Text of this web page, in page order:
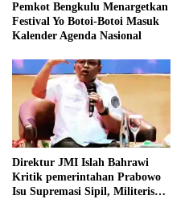
Pemkot Bengkulu Menargetkan
Festival Yo Botoi-Botoi Masuk
Kalender Agenda Nasional
Direktur JMI Islah Bahrawi
Kritik pemerintahan Prabowo
Isu Supremasi Sipil, Militerisasi,